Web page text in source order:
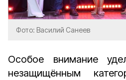
Фото: Василий Санеев
Особое внимание
незащищённым